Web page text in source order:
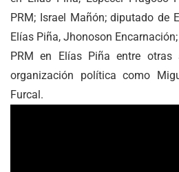
PRM; Israel Mañón; diputado de
Elías Piña, Jhonoson
PRM en Elías Piña entre otras
organización política como
Furcal.